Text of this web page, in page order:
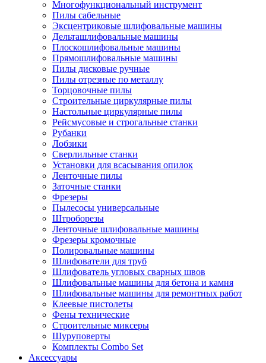
Многофункциональный инструмент
Пилы сабельные
Эксцентриковые шлифовальные машины
Дельташлифовальные машины
Плоскошлифовальные машины
Прямошлифовальные машины
Пилы дисковые ручные
Пилы отрезные по металлу
Торцовочные пилы
Строительные циркулярные пилы
Настольные циркулярные пилы
Рейсмусовые и строгальные станки
Рубанки
Лобзики
Сверлильные станки
Установки для всасывания опилок
Ленточные пилы
Заточные станки
Фрезеры
Пылесосы универсальные
Штроборезы
Ленточные шлифовальные машины
Фрезеры кромочные
Полировальные машины
Шлифователи для труб
Шлифователь угловых сварных швов
Шлифовальные машины для бетона и камня
Шлифовальные машины для ремонтных работ
Клеевые пистолеты
Фены технические
Строительные миксеры
Шуруповерты
Комплекты Combo Set
Аксессуары